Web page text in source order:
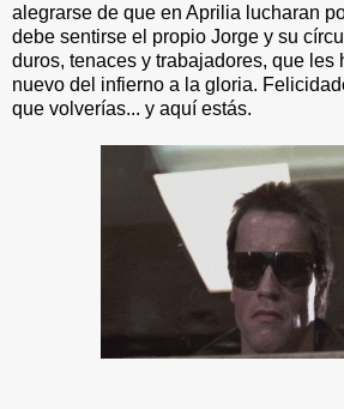
alegrarse de que en Aprilia lucharan
debe sentirse el propio Jorge y su
duros, tenaces y trabajadores, que les
nuevo del infierno a la gloria.
que volverías... y aquí estás.